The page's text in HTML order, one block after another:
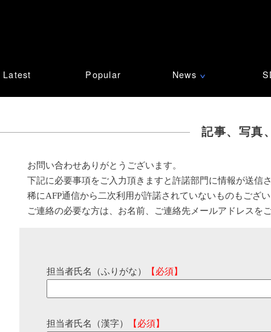
Latest Popular News ∨
記事、写真
お問い合わせありがとうございます。
下記に必要事項をご入力頂きますと許諾部門に情報が送信
稀にAFP通信から二次利用が許諾されていないものもござ
ご連絡の必要な方は、お名前、ご連絡先メールアドレスを
担当者氏名（ふりがな） 【必須】
担当者氏名（漢字） 【必須】